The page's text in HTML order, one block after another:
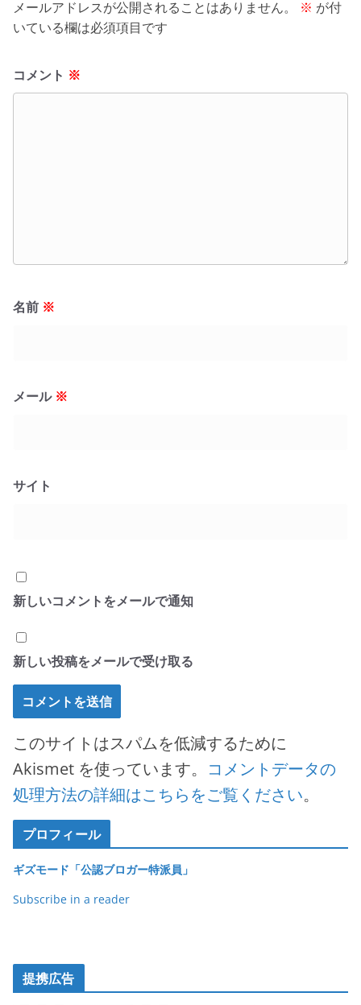
メールアドレスが公開されることはありません。 ※ が付
いている欄は必須項目です
コメント ※
名前 ※
メール ※
サイト
新しいコメントをメールで通知
新しい投稿をメールで受け取る
このサイトはスパムを低減するために
Akismet を使っています。 コメントデータの
処理方法の詳細はこちらをご覧ください。
プロフィール
ギズモード「公認ブロガー特派員」
Subscribe in a reader
提携広告